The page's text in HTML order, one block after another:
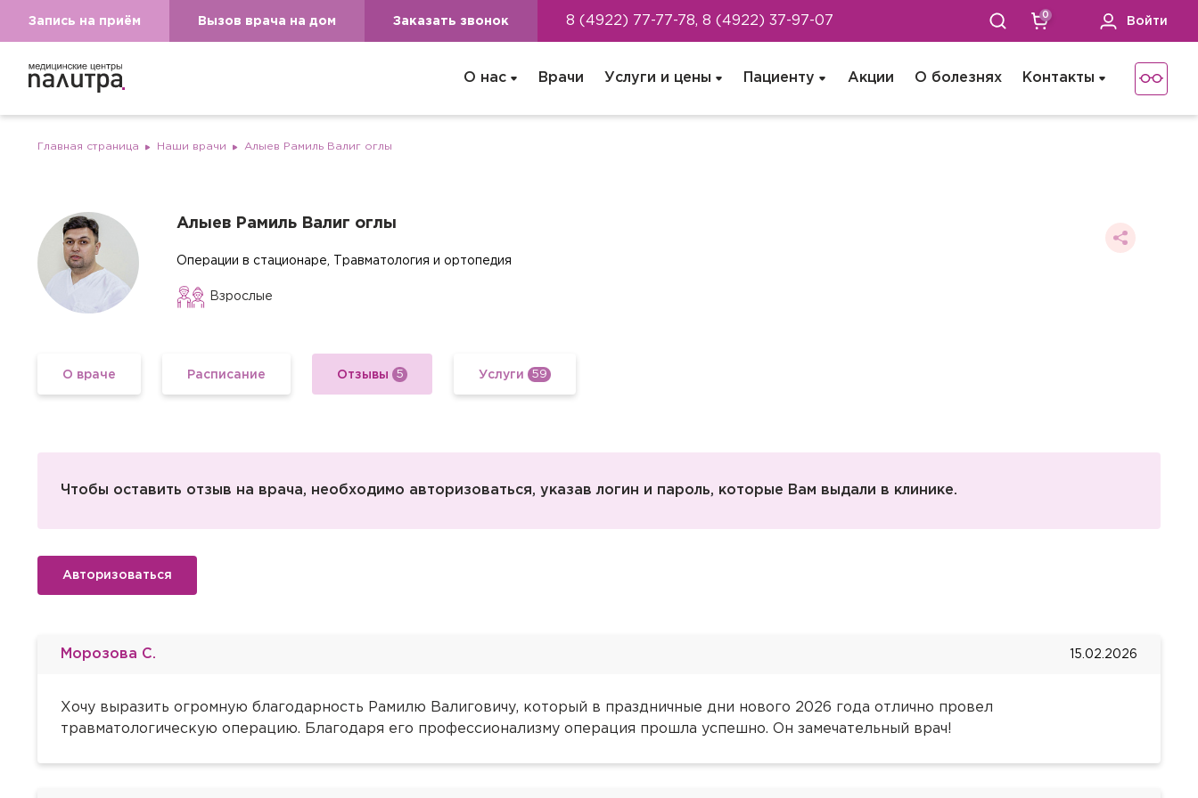
Запись на приём Вызов врача на дом Заказать звонок 8 (4922) 77-77-78, 8 (4922) 37-97-07 0
Войти
О нас Врачи Услуги и цены Пациенту Акции О болезнях Контакты
Главная страница Наши врачи Алыев Рамиль Валиг оглы
Алыев Рамиль Валиг оглы
Операции в стационаре, Травматология и ортопедия
Взрослые
О враче Расписание Отзывы 5 Услуги 59
Чтобы оставить отзыв на врача, необходимо авторизоваться, указав логин и пароль, которые Вам выдали в клинике.
Авторизоваться
Морозова С. 15.02.2026
Хочу выразить огромную благодарность Рамилю Валиговичу, который в праздничные дни нового 2026 года отлично провел
травматологическую операцию. Благодаря его профессионализму операция прошла успешно. Он замечательный врач!
Вызов врача на дом